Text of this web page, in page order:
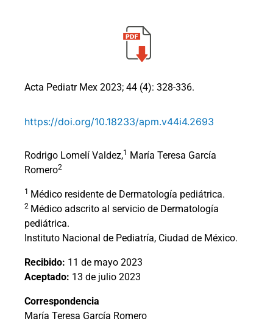
Acta Pediatr Mex 2023; 44 (4): 328-336.
https://doi.org/10.18233/apm.v44i4.2693
Rodrigo Lomelí Valdez,1
María Teresa García
Romero2
1 Médico residente de Dermatología pediátrica.
2 Médico adscrito al servicio de Dermatología
pediátrica.
Instituto Nacional de Pediatría, Ciudad de México.
Recibido: 11 de mayo 2023
Aceptado: 13 de julio 2023
Correspondencia
María Teresa García Romero